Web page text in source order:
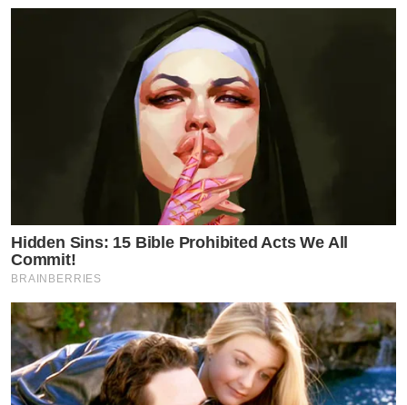
Hidden Sins: 15 Bible Prohibited Acts We All
Commit!
BRAINBERRIES